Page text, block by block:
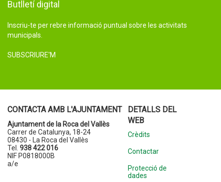
Butlletí digital
Inscriu-te per rebre informació puntual sobre les activitats
municipals.
SUBSCRIURE'M
CONTACTA AMB L'AJUNTAMENT
Ajuntament de la Roca del Vallès
Carrer de Catalunya, 18-24
08430 - La Roca del Vallès
Tel. 938 422 016
NIF P0818000B
a/e
DETALLS DEL
WEB
Crèdits
Contactar
Protecció de
dades